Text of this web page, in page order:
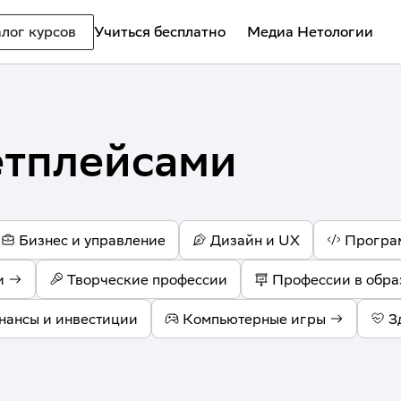
курсов Учиться бесплатно Медиа Нетологии
Бизнес и управление Дизайн и UX
Творческие профессии Профессии в
и инвестиции Компьютерные игры